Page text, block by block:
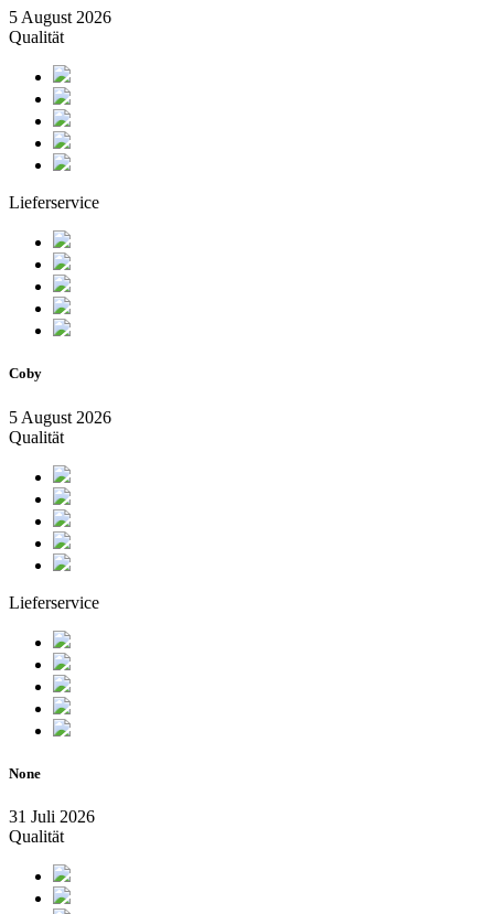
5 August 2026
Qualität
Lieferservice
Coby
5 August 2026
Qualität
Lieferservice
None
31 Juli 2026
Qualität